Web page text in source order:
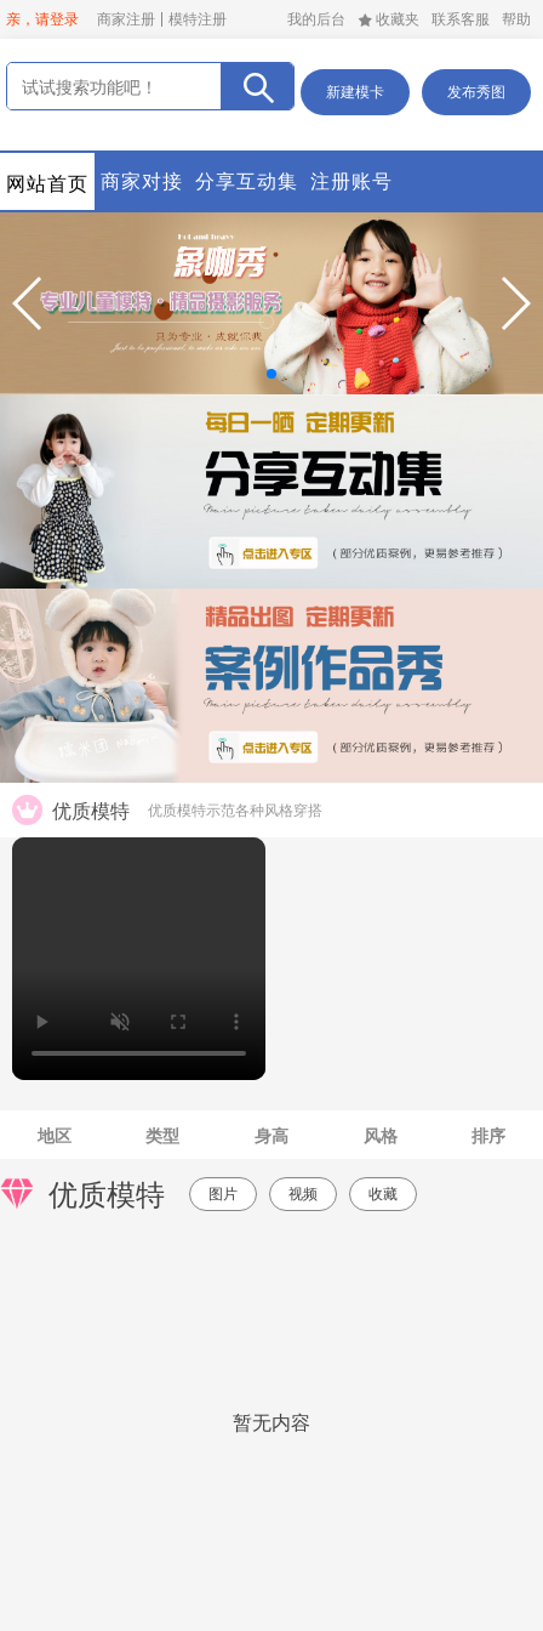
亲，请登录 商家注册 模特注册 我的后台 收藏夹 联系客服 帮助
新建模卡 发布秀图
网站首页 商家对接 分享互动集 注册账号
优质模特 优质模特示范各种风格穿搭
地区 类型 身高 风格 排序
优质模特 图片 视频 收藏
暂无内容